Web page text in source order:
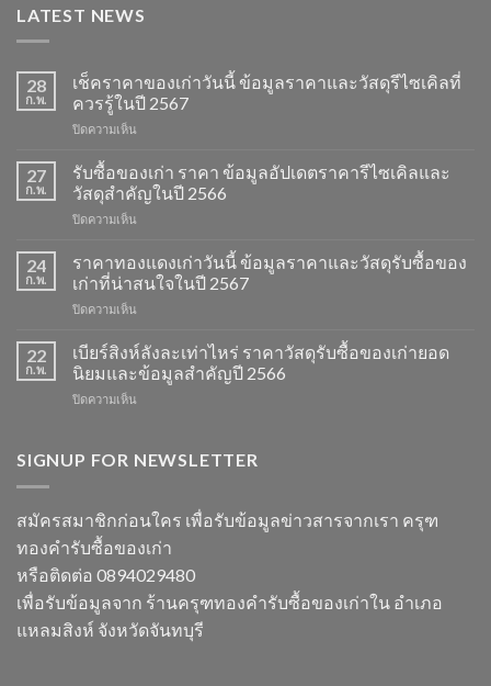
LATEST NEWS
28
ก.พ.
เช็คราคาของเก่าวันนี้ ข้อมูลราคาและวัสดุรีไซเคิลที่
ควรรู้ในปี 2567
ปิดความเห็น
ราคา
ของ
เก่า
วัน
ข้อมูล
ราคา
วัสดุ
ที่
ควร
27
ก.พ.
รับซื้อของเก่า ราคา ข้อมูลอัปเดตราคารีไซเคิลและ
วัสดุสำคัญในปี 2566
ปิดความเห็น
ของ
เก่า
ราคา
อัปเดต
ราคา
รีไซเคิล
และ
ในปี
24
ก.พ.
ราคาทองแดงเก่าวันนี้ ข้อมูลราคาและวัสดุรับซื้อของ
เก่าที่น่าสนใจในปี 2567
ปิดความเห็น
ทองแดง
เก่า
วัน
นี้
และ
ซื้อ
เก่า
ที่
สนใจ
ในปี
22
ก.พ.
เบียร์สิงห์ลังละเท่าไหร่ ราคาวัสดุรับซื้อของเก่ายอด
นิยมและข้อมูลสำคัญปี 2566
ปิดความเห็น
ลัง
ไหร่
ราคา
วัสดุ
ซื้อ
ของ
เก่า
ยอด
SIGNUP FOR NEWSLETTER
สมัครสมาชิกก่อนใคร เพื่อรับข้อมูลข่าวสารจากเรา ครุฑ
ทองคำรับซื้อของเก่า
หรือติดต่อ 0894029480
เพื่อรับข้อมูลจาก ร้านครุฑทองคำรับซื้อของเก่าใน อำเภอ
แหลมสิงห์ จังหวัดจันทบุรี